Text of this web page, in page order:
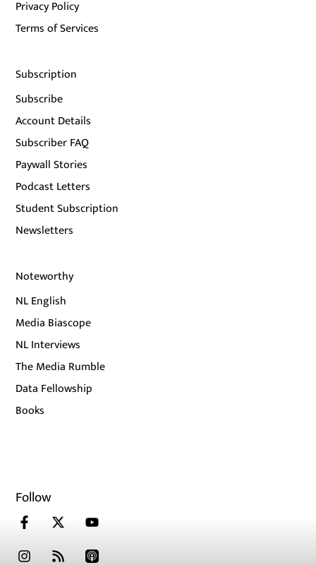
Privacy Policy
Terms of Services
Subscription
Subscribe
Account Details
Subscriber FAQ
Paywall Stories
Podcast Letters
Student Subscription
Newsletters
Noteworthy
NL English
Media Biascope
NL Interviews
The Media Rumble
Data Fellowship
Books
Follow